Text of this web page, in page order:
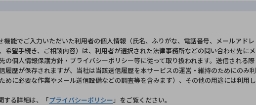
機能でご入力いただいた利用者の個人情報（氏名、ふりがな、電話番号、メールアドレ
希望手続き、ご相談内容）は、利用者が選択された法律事務所などの問い合わせ先にメ
の個人情報保護方針・プライバシーポリシー等に従って取り扱われます。送信される際
履歴が保存されますが、当社は当該送信履歴を本サービスの運営・維持のためにのみ利
めに必要な作業やメール送信設備などの調査等を含みます）、その他の用途には利用し
する詳細は、「プライバシーポリシー 」をご覧ください。